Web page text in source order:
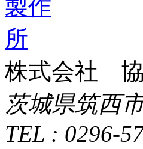
株式会社
茨城県筑西
TEL : 0296-